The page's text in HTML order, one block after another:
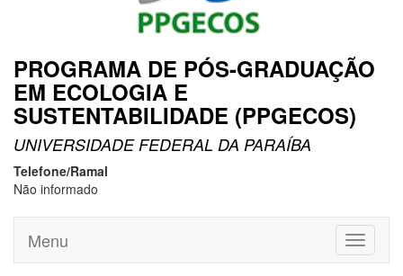
PROGRAMA DE PÓS-GRADUAÇÃO
EM ECOLOGIA E
SUSTENTABILIDADE (PPGECOS)
UNIVERSIDADE FEDERAL DA PARAÍBA
Telefone/Ramal
Não informado
Toggle
Menu